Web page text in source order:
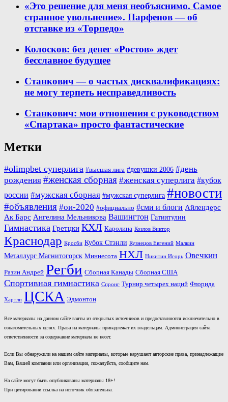
«Это решение для меня необъяснимо. Самое
странное увольнение». Парфенов — об
отставке из «Торпедо»
Колосков: без денег «Ростов» ждет
бесславное будущее
Станкович — о частых дисквалификациях:
не могу терпеть несправедливость
Станкович: мои отношения с руководством
«Спартака» просто фантастические
Метки
#olimpbet суперлига #высшая лига #девушки 2006 #день
рождения #женская сборная #женская суперлига #кубок
россии #мужская сборная #мужская суперлига #новости
#объявления #ои-2020 #официально #сми и блоги Айлендерс
Ак Барс Ангелина Мельникова Вашингтон Гатиятулин
Гимнастика Гретцки КХЛ Каролина Козлов Виктор
Краснодар Кросби Кубок Стэнли Кузнецов Евгений Малкин
Металлург Магнитогорск Миннесота НХЛ Никитин Игорь Овечкин
Разин Андрей Регби Сборная Канады Сборная США
Спортивная гимнастика Спронг Турнир четырех наций Флорида
Хартли ЦСКА Эдмонтон
Все материалы на данном сайте взяты из открытых источников и предоставляются исключительно в
ознакомительных целях. Права на материалы принадлежат их владельцам. Администрация сайта
ответственности за содержание материала не несет.
Если Вы обнаружили на нашем сайте материалы, которые нарушают авторские права, принадлежащие
Вам, Вашей компании или организации, пожалуйста, сообщите нам.
На сайте могут быть опубликованы материалы 18+!
При цитировании ссылка на источник обязательна.